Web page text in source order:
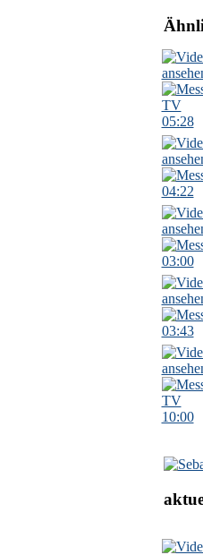
05:28
04:22
03:00
03:43
10:00